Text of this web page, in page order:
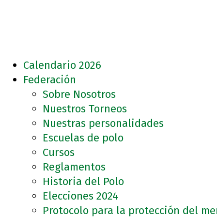
Calendario 2026
Federación
Sobre Nosotros
Nuestros Torneos
Nuestras personalidades
Escuelas de polo
Cursos
Reglamentos
Historia del Polo
Elecciones 2024
Protocolo para la protección del